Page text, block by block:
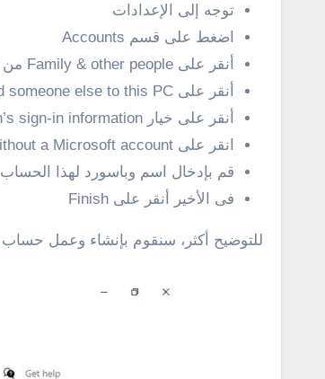
توجه إلى الإعدادات
اضغط على قسم Accounts
أنقر على Family & other people من القائمة الجانبية
أنقر على Add someone else to this PC
أنقر على خيار I don’t have this person’s sign-in information
انقر على Add a user without a Microsoft account
قم بإدخال اسم وباسورد لهذا الحساب
فى الأخير أنقر على Finish
للتوضيح أكثر، سنقوم بإنشاء وعمل